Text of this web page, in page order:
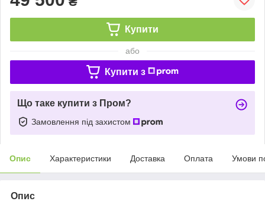
Купити
або
Купити з
Що таке купити з Пром?
Замовлення під захистом
Опис Характеристики Доставка Оплата Умови
Опис